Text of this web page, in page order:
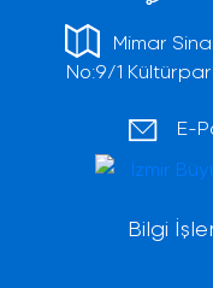
Mimar
No:9/1
E-
Bilgi